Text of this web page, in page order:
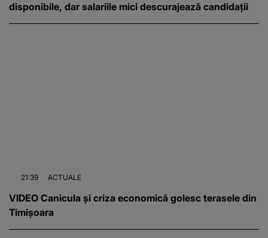
disponibile, dar salariile mici descurajează candidații
21:39 ACTUALE
VIDEO Canicula și criza economică golesc terasele din
Timișoara